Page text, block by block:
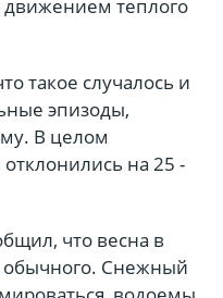
движением теплого
такое случалось и
эпизоды,
В целом
на 25 -
что весна в
обычного. Снежный